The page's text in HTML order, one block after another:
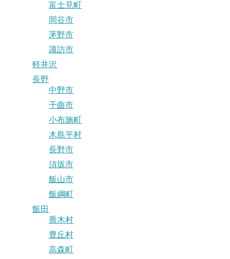
富士見町
岡谷市
茅野市
諏訪市
軽井沢
長野
中野市
千曲市
小布施町
木島平村
長野市
須坂市
飯山市
飯綱町
飯田
喬木村
豊丘村
高森町